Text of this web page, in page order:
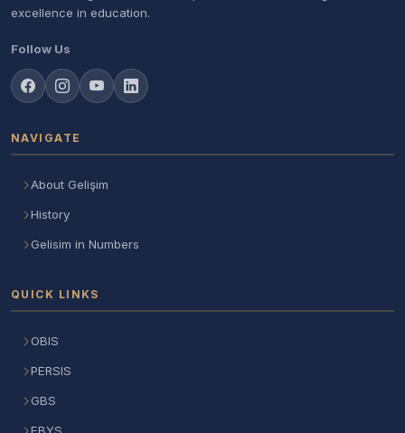
excellence in education.
Follow Us
NAVIGATE
About Gelişim
History
Gelisim in Numbers
QUICK LINKS
OBIS
PERSIS
GBS